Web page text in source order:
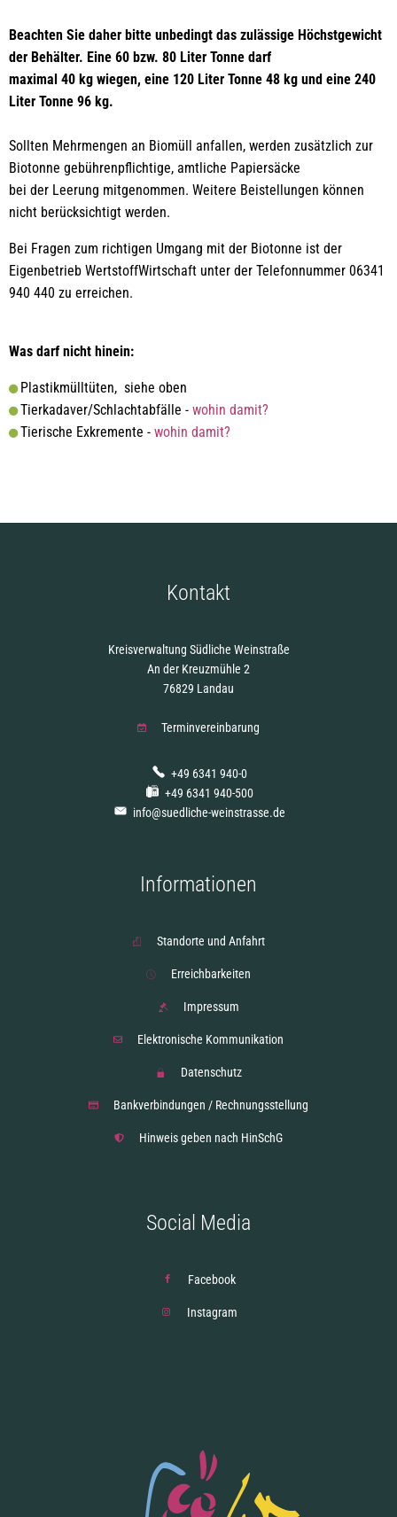
Beachten Sie daher bitte unbedingt das zulässige Höchstgewicht
der Behälter. Eine 60 bzw. 80 Liter Tonne darf
maximal 40 kg wiegen, eine 120 Liter Tonne 48 kg und eine 240
Liter Tonne 96 kg.
Sollten Mehrmengen an Biomüll anfallen, werden zusätzlich zur
Biotonne gebührenpflichtige, amtliche Papiersäcke
bei der Leerung mitgenommen. Weitere Beistellungen können
nicht berücksichtigt werden.
Bei Fragen zum richtigen Umgang mit der Biotonne ist der
Eigenbetrieb WertstoffWirtschaft unter der Telefonnummer 06341
940 440 zu erreichen.
Was darf nicht hinein:
Plastikmülltüten, siehe oben
Tierkadaver/Schlachtabfälle -wohin damit?
Tierische Exkremente -wohin damit?
Kontakt
Kreisverwaltung Südliche Weinstraße
An der Kreuzmühle 2
76829 Landau
Terminvereinbarung
+49 6341 940-0
+49 6341 940-500
info@suedliche-weinstrasse.de
Informationen
Standorte und Anfahrt
Erreichbarkeiten
Impressum
Elektronische Kommunikation
Datenschutz
Bankverbindungen / Rechnungsstellung
Hinweis geben nach HinSchG
Social Media
Facebook
Instagram